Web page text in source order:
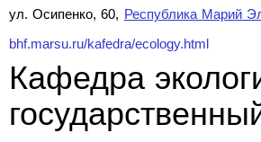
ул. Осипенко, 60, Республика Марий
bhf.marsu.ru/kafedra/ecology.html
Кафедра